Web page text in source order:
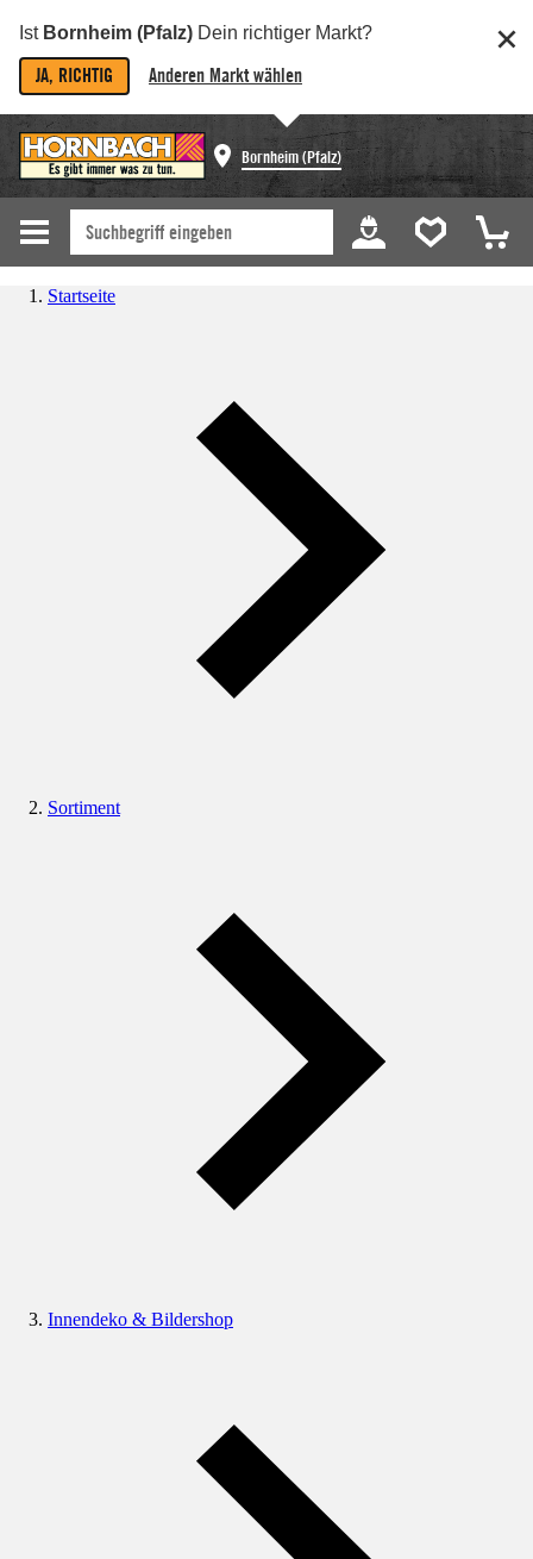
Ist Bornheim (Pfalz) Dein richtiger Markt?
JA, RICHTIG Anderen Markt wählen
Bornheim (Pfalz)
Startseite
Sortiment
Innendeko & Bildershop